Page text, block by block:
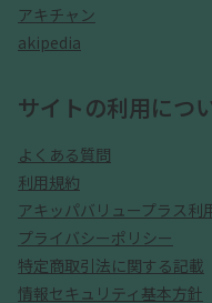
アキチャン
akipedia
サイトの利用につ
よくある質問
利用規約
アキッパバリュープラス利
プライバシーポリシー
特定商取引法に関する記載
情報セキュリティ基本方針